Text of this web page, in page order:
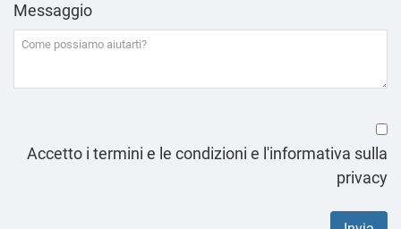
Messaggio
Accetto i termini e le condizioni e l'informativa sulla
privacy